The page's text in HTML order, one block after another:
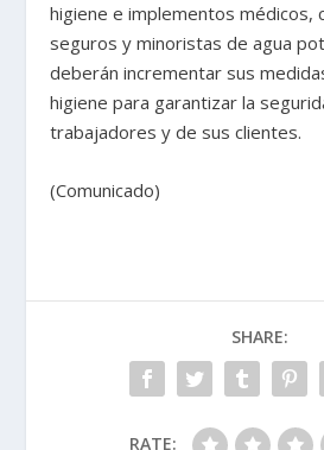
higiene e implementos médicos,
seguros y minoristas de agua
deberán incrementar sus
higiene para garantizar la
trabajadores y de sus clientes.
(Comunicado)
SHARE:
RATE: